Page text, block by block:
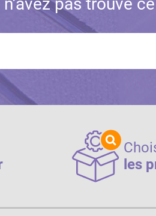
pas trouvé
les